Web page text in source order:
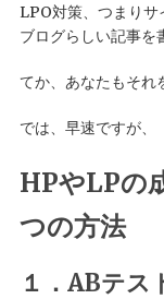
LPO対策、つまり
ブログらしい記事を
てか、あなたもそれ
では、早速ですが、
HPやLPの
つの方法
１．ABテス